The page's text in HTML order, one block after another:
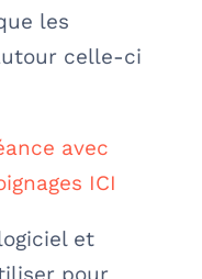
les
celle-ci
avec
ICI
et